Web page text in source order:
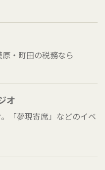
・町田の税務なら
オ
「夢現寄席」などのイベ